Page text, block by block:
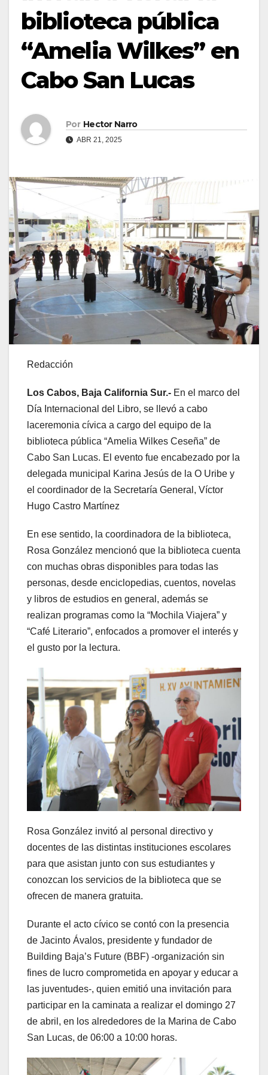
biblioteca pública
“Amelia Wilkes” en
Cabo San Lucas
Por Hector Narro
ABR 21, 2025
Redacción
Los Cabos, Baja California Sur.- En el marco del
Día Internacional del Libro, se llevó a cabo
laceremonia cívica a cargo del equipo de la
biblioteca pública “Amelia Wilkes Ceseña” de
Cabo San Lucas. El evento fue encabezado por la
delegada municipal Karina Jesús de la O Uribe y
el coordinador de la Secretaría General, Víctor
Hugo Castro Martínez
En ese sentido, la coordinadora de la biblioteca,
Rosa González mencionó que la biblioteca cuenta
con muchas obras disponibles para todas las
personas, desde enciclopedias, cuentos, novelas
y libros de estudios en general, además se
realizan programas como la “Mochila Viajera” y
“Café Literario”, enfocados a promover el interés y
el gusto por la lectura.
Rosa González invitó al personal directivo y
docentes de las distintas instituciones escolares
para que asistan junto con sus estudiantes y
conozcan los servicios de la biblioteca que se
ofrecen de manera gratuita.
Durante el acto cívico se contó con la presencia
de Jacinto Ávalos, presidente y fundador de
Building Baja’s Future (BBF) -organización sin
fines de lucro comprometida en apoyar y educar a
las juventudes-, quien emitió una invitación para
participar en la caminata a realizar el domingo 27
de abril, en los alrededores de la Marina de Cabo
San Lucas, de 06:00 a 10:00 horas.